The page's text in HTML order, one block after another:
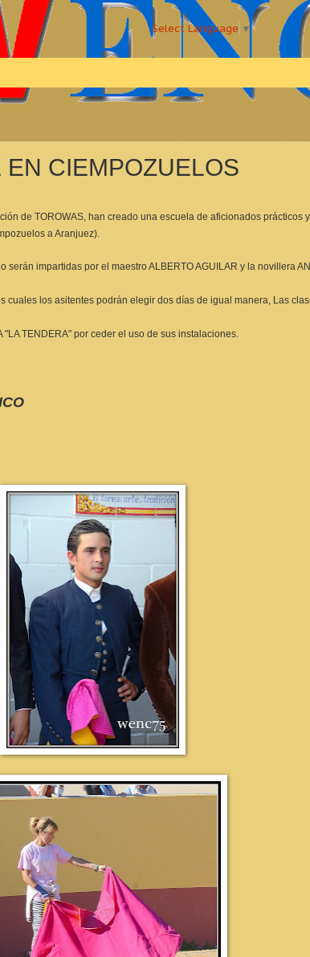
Select Language ▼
CIEMPOZUELOS
de TOROWAS, han creado una escuela de aficionados prácticos
a Aranjuez).
impartidas por el maestro ALBERTO AGUILAR y la novillera
los asitentes podrán elegir dos días de igual manera, Las
TENDERA" por ceder el uso de sus instalaciones.